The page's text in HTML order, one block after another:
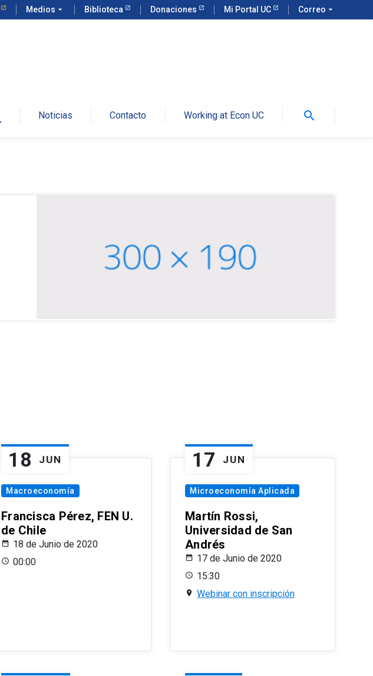
Medios arrow_drop_down Biblioteca Donaciones Mi Portal UC Correo arrow_drop_down
Noticias Contacto Working at Econ UC search
18 JUN
Macroeconomía
Francisca Pérez, FEN U.
de Chile
18 de Junio de 2020
00:00
17 JUN
Microeconomía Aplicada
Martín Rossi,
Universidad de San
Andrés
17 de Junio de 2020
15:30
Webinar con inscripción